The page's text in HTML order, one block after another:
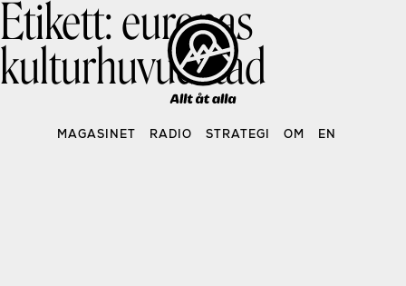
Skip
MAGASINET RADIO STRATEGI OM EN
Etikett:europas
kulturhuvudstad